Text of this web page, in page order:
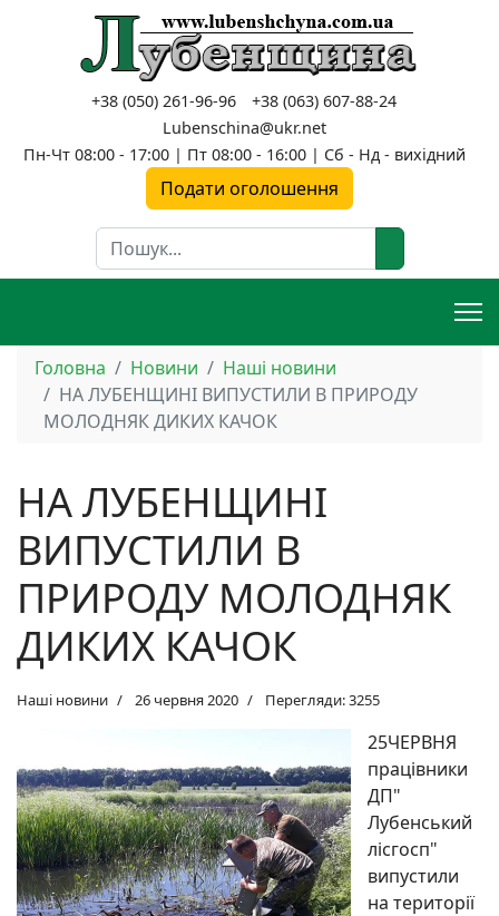
+38 (050) 261-96-96
+38 (063) 607-88-24
Lubenschina@ukr.net
Пн-Чт 08:00 - 17:00 | Пт 08:00 - 16:00 | Сб - Нд - вихідний
Подати оголошення
Пошук
Головна Новини
Наші новини
НА ЛУБЕНЩИНІ ВИПУСТИЛИ В ПРИРОДУ
МОЛОДНЯК ДИКИХ КАЧОК
НА ЛУБЕНЩИНІ
ВИПУСТИЛИ В
ПРИРОДУ МОЛОДНЯК
ДИКИХ КАЧОК
Наші новини 26 червня 2020 Перегляди: 3255
25ЧЕРВНЯ
працівники
ДП"
Лубенський
лісгосп"
випустили
на території